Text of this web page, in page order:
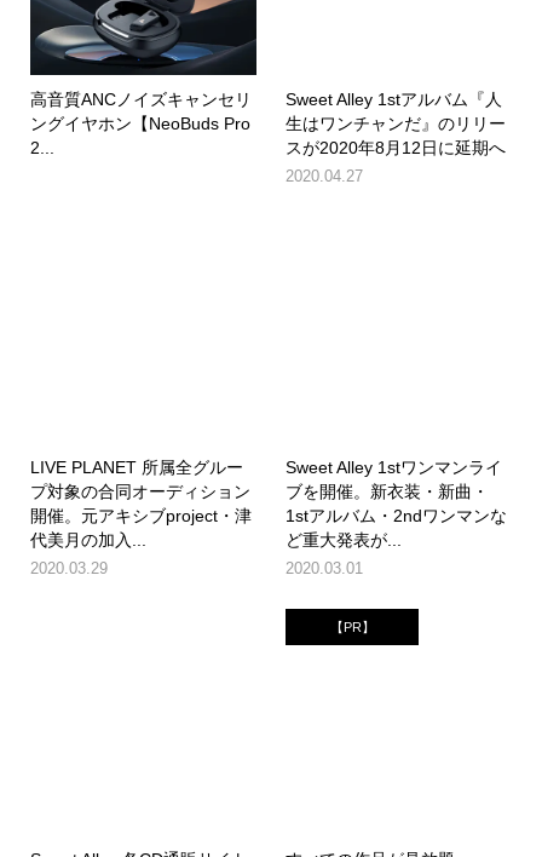
高音質ANCノイズキャンセリ
ングイヤホン【NeoBuds Pro
2...
Sweet Alley 1stアルバム『人
生はワンチャンだ』のリリー
スが2020年8月12日に延期へ
2020.04.27
LIVE PLANET 所属全グルー
プ対象の合同オーディション
開催。元アキシブproject・津
代美月の加入...
2020.03.29
Sweet Alley 1stワンマンライ
ブを開催。新衣装・新曲・
1stアルバム・2ndワンマンな
ど重大発表が...
2020.03.01
【PR】